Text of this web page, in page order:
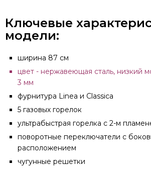
Ключевые
модели:
ширина 87 см
цвет - нержавеющая сталь, низкий
3 мм
фурнитура Linea и Classica
5 газовых горелок
ультрабыстрая горелка с 2-м
поворотные переключатели с
расположением
чугунные решетки